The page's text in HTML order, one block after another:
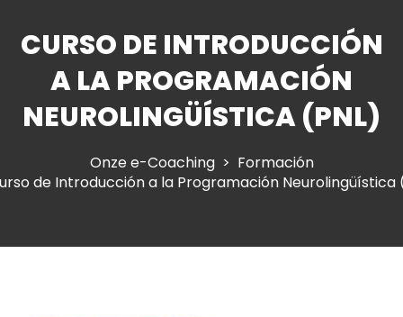
CURSO DE INTRODUCCIÓN
A LA PROGRAMACIÓN
NEUROLINGÜÍSTICA (PNL)
Onze e-Coaching
Formación
de Introducción a la Programación Neurolingüística